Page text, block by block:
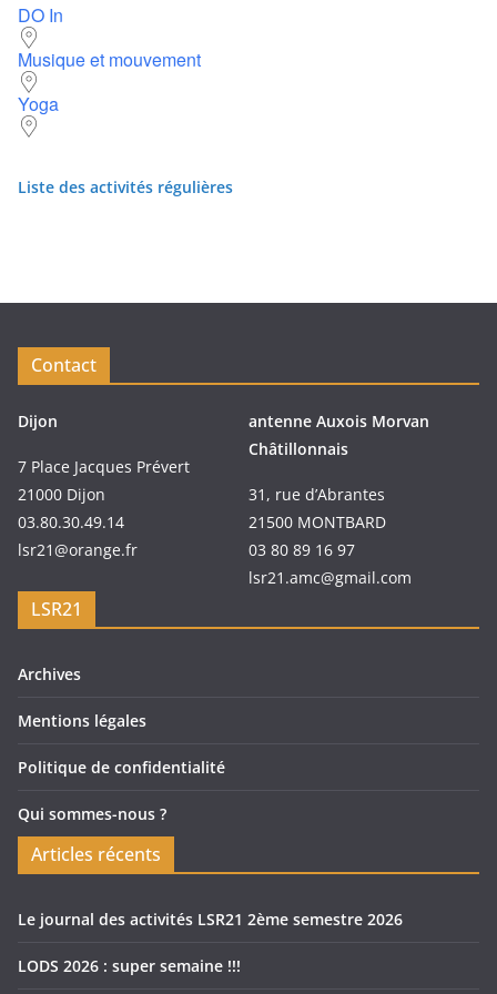
DO In
Musique et mouvement
Yoga
Liste des activités régulières
Contact
Dijon
7 Place Jacques Prévert
21000 Dijon
03.80.30.49.14
lsr21@orange.fr
antenne Auxois Morvan
Châtillonnais
31, rue d’Abrantes
21500 MONTBARD
03 80 89 16 97
lsr21.amc@gmail.com
LSR21
Archives
Mentions légales
Politique de confidentialité
Qui sommes-nous ?
Articles récents
Le journal des activités LSR21 2ème semestre 2026
LODS 2026 : super semaine !!!